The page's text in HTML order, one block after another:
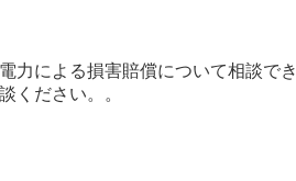
力による損害賠償について相談でき
ださい。。